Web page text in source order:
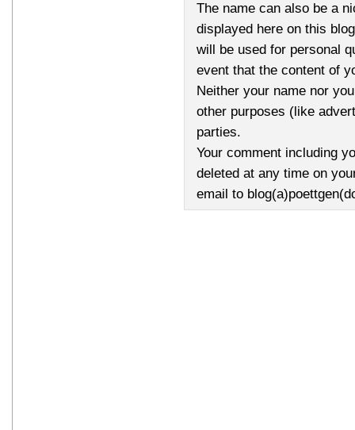
The name can also be a
displayed here on this
will be used for personal
event that the content of
Neither your name nor
other purposes (like
parties.
Your comment including
deleted at any time on
email to